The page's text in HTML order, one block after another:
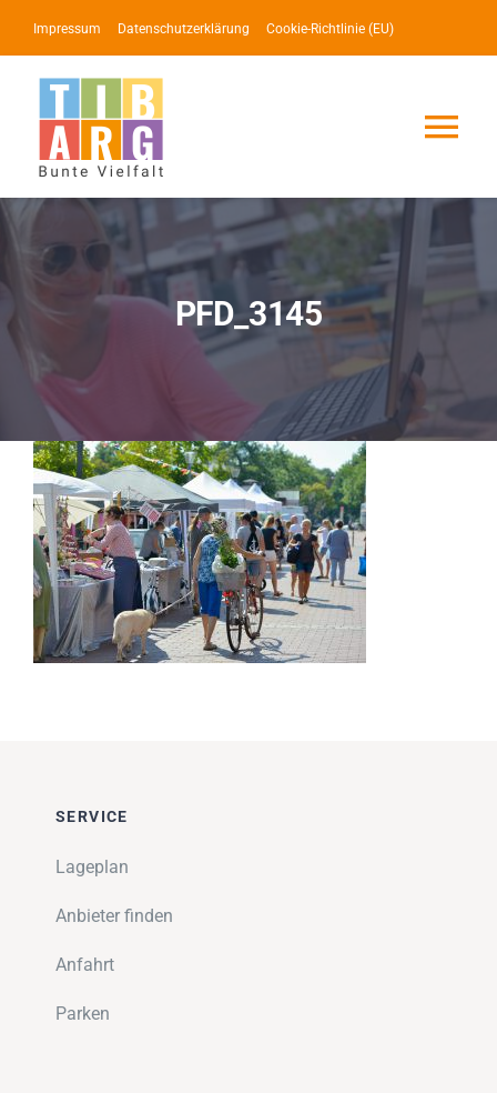
Inhalt
springen
Impressum Datenschutzerklärung Cookie-Richtlinie (EU)
Lotse
Service
Events
Impressionen
Über uns
SUCHE
PFD_3145
SERVICE
Lageplan
Anbieter finden
Anfahrt
Parken